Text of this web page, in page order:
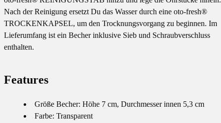
Nach der Reinigung ersetzt Du das Wasser durch eine oto-fresh®
TROCKENKAPSEL, um den Trocknungsvorgang zu beginnen. Im
Lieferumfang ist ein Becher inklusive Sieb und Schraubverschluss
enthalten.
Features
Größe Becher: Höhe 7 cm, Durchmesser innen 5,3 cm
Farbe: Transparent